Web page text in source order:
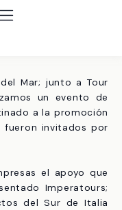
Mar; junto a Tour
un evento de
a la promoción
fueron invitados por
el apoyo que
Imperatours;
del Sur de Italia